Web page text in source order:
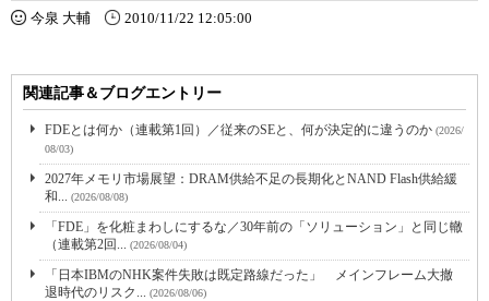
今泉 大輔 2010/11/22 12:05:00
関連記事＆ブログエントリー
FDEとは何か（連載第1回）／従来のSEと、何が決定的に違うのか (2026/
08/03)
2027年メモリ市場展望：DRAM供給不足の長期化とNAND Flash供給緩
和... (2026/08/08)
「FDE」を化粧まわしにするな／30年前の「ソリューション」と同じ轍
（連載第2回... (2026/08/04)
「日本IBMのNHK案件失敗は既定路線だった」 メインフレーム大撤
退時代のリスク... (2026/08/06)